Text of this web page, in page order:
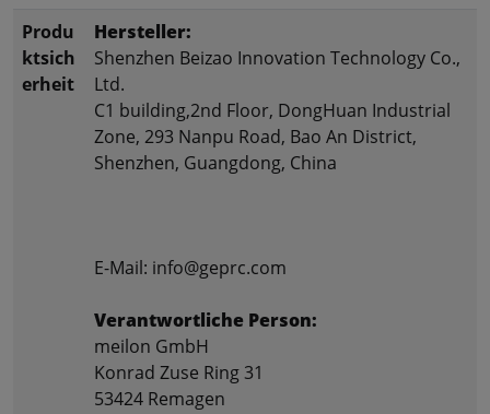
Produ
ktsich
erheit
Hersteller:
Shenzhen Beizao Innovation Technology Co.,
Ltd.
C1 building,2nd Floor, DongHuan Industrial
Zone, 293 Nanpu Road, Bao An District,
Shenzhen, Guangdong, China
E-Mail: info@geprc.com
Verantwortliche Person:
meilon GmbH
Konrad Zuse Ring 31
53424 Remagen